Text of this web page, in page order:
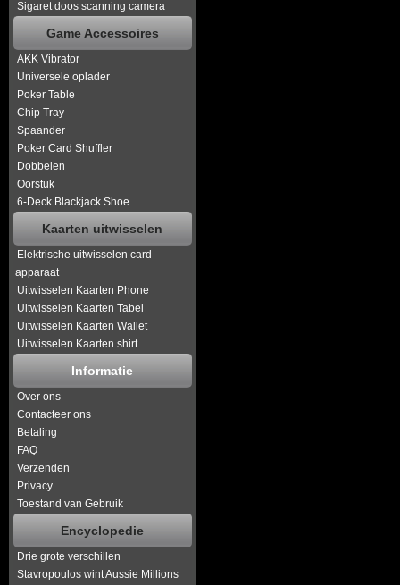
Sigaret doos scanning camera
Game Accessoires
AKK Vibrator
Universele oplader
Poker Table
Chip Tray
Spaander
Poker Card Shuffler
Dobbelen
Oorstuk
6-Deck Blackjack Shoe
Kaarten uitwisselen
Elektrische uitwisselen card-
apparaat
Uitwisselen Kaarten Phone
Uitwisselen Kaarten Tabel
Uitwisselen Kaarten Wallet
Uitwisselen Kaarten shirt
Informatie
Over ons
Contacteer ons
Betaling
FAQ
Verzenden
Privacy
Toestand van Gebruik
Encyclopedie
Drie grote verschillen
Stavropoulos wint Aussie Millions